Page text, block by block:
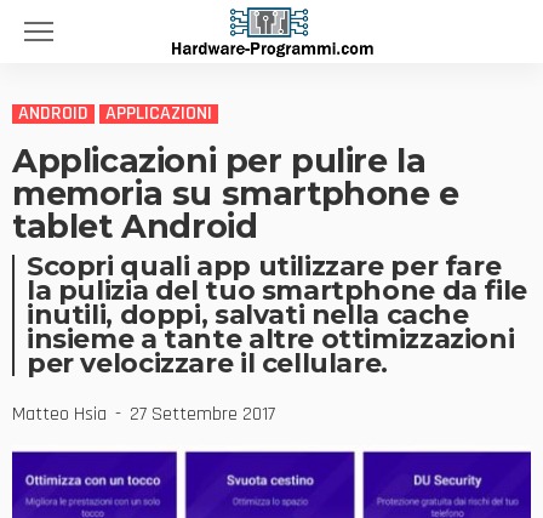
ANDROID APPLICAZIONI
Applicazioni per pulire la
memoria su smartphone e
tablet Android
Scopri quali app utilizzare per fare
la pulizia del tuo smartphone da file
inutili, doppi, salvati nella cache
insieme a tante altre ottimizzazioni
per velocizzare il cellulare.
Matteo Hsia 27 Settembre 2017